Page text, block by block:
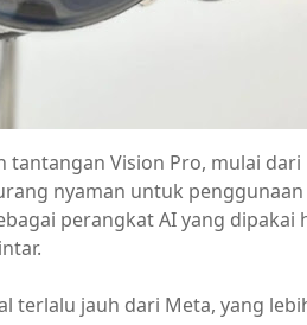
Vision Pro, mulai
nyaman untuk penggunaan
perangkat AI yang dipakai
terlalu jauh dari Meta, yang